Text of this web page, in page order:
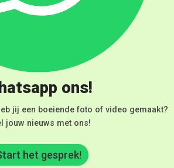
ons!
jij een boeiende foto of video gemaakt?
jouw nieuws met ons!
het gesprek!